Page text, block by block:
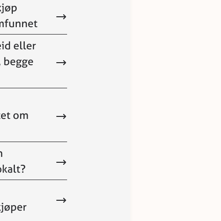
eller
begge
om